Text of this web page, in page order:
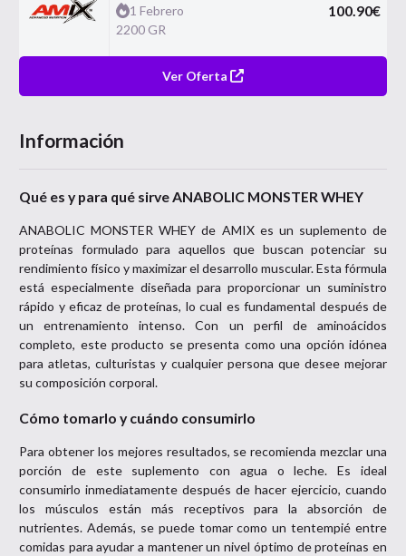
1 Febrero
2200 GR
100.90€
Ver Oferta
Información
Qué es y para qué sirve ANABOLIC MONSTER WHEY
ANABOLIC MONSTER WHEY de AMIX es un suplemento de
proteínas formulado para aquellos que buscan potenciar su
rendimiento físico y maximizar el desarrollo muscular. Esta fórmula
está especialmente diseñada para proporcionar un suministro
rápido y eficaz de proteínas, lo cual es fundamental después de
un entrenamiento intenso. Con un perfil de aminoácidos
completo, este producto se presenta como una opción idónea
para atletas, culturistas y cualquier persona que desee mejorar
su composición corporal.
Cómo tomarlo y cuándo consumirlo
Para obtener los mejores resultados, se recomienda mezclar una
porción de este suplemento con agua o leche. Es ideal
consumirlo inmediatamente después de hacer ejercicio, cuando
los músculos están más receptivos para la absorción de
nutrientes. Además, se puede tomar como un tentempié entre
comidas para ayudar a mantener un nivel óptimo de proteínas en